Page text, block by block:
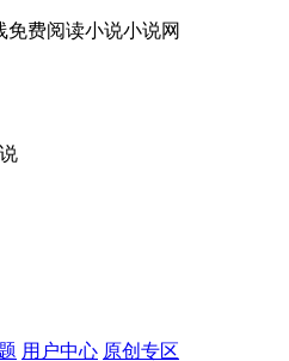
费阅读小说小说网
用户中心 原创专区